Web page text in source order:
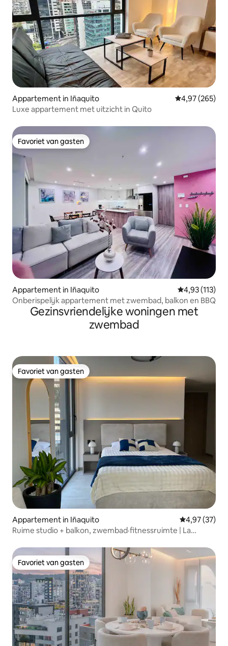
Appartement in Iñaquito Gemiddelde
4,97 (265)
Luxe appartement met uitzicht in Quito
Favoriet van gasten
Favoriet van gasten
Appartement in Iñaquito Gemiddelde
4,93 (113)
Onberispelijk appartement met zwembad, balkon en BBQ
Gezinsvriendelijke woningen met
zwembad
Favoriet van gasten
Favoriet van gasten
Appartement in Iñaquito Gemiddelde
4,97 (37)
Ruime studio + balkon, zwembad·fitnessruimte | La
Favoriet van gasten
Favoriet van gasten